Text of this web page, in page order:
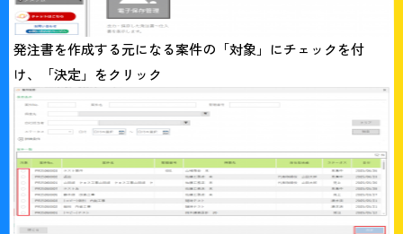
発注書を作成する元になる案件の「対象」にチェックを付
け、「決定」をクリック